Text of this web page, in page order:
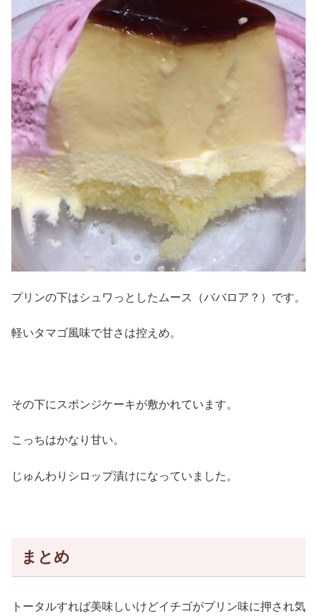
プリンの下はシュワっとしたムース（ババロア？）です。
軽いタマゴ風味で甘さは控えめ。
その下にスポンジケーキが敷かれています。
こっちはかなり甘い。
じゅんわりシロップ漬けになっていました。
まとめ
トータルすれば美味しいけどイチゴがプリン味に押され気